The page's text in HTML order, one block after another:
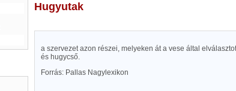
Hugyutak
a szervezet azon részei, melyeken át a vese által
és hugycső.
Forrás: Pallas Nagylexikon